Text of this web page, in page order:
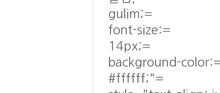
gulim;=
font-size:=
14px;=
background-
#ffffff;"=